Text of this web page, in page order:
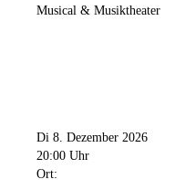
Musical & Musiktheater
Di 8. Dezember 2026
20:00 Uhr
Ort: